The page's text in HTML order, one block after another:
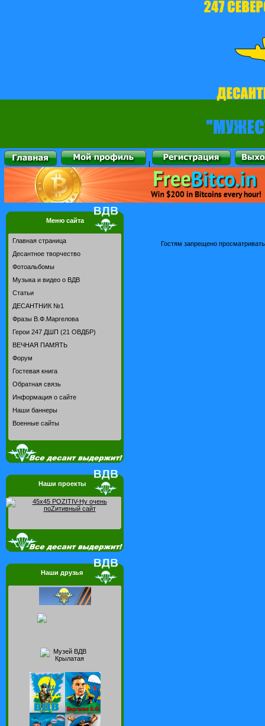
|
Меню сайта
Главная страница
Десантное творчество
Фотоальбомы
Музыка и видео о ВДВ
Статьи
ДЕСАНТНИК №1
Фразы В.Ф.Маргелова
Герои 247 ДШП (21 ОВДБР)
ВЕЧНАЯ ПАМЯТЬ
Форум
Гостевая книга
Обратная связь
Информация о сайте
Наши баннеры
Военные сайты
Наши проекты
Наши друзья
Гостям запрещено